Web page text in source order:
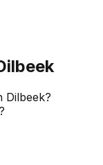
Dilbeek?